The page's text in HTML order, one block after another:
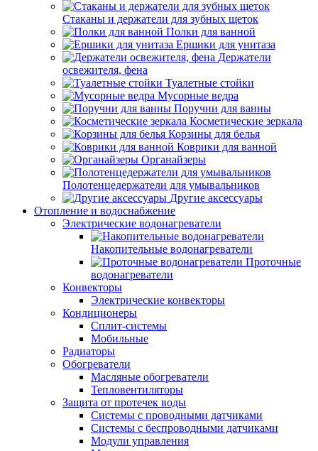
Стаканы и держатели для зубных щеток
Полки для ванной
Ершики для унитаза
Держатели
освежителя, фена
Туалетные стойки
Мусорные ведра
Поручни для ванны
Косметические зеркала
Корзины для белья
Коврики для ванной
Органайзеры
Полотенцедержатели для умывальников
Другие аксессуары
Отопление и водоснабжение
Электрические водонагреватели
Накопительные водонагреватели
Проточные
водонагреватели
Конвекторы
Электрические конвекторы
Кондиционеры
Сплит-системы
Мобильные
Радиаторы
Обогреватели
Масляные обогреватели
Тепловентиляторы
Защита от протечек воды
Системы с проводными датчиками
Системы с беспроводными датчиками
Модули управления